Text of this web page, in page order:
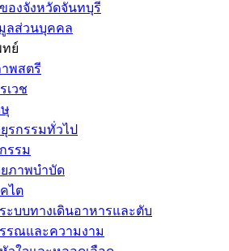
องจังหวัดจันทบุรี
ลส่วนบุคคล
ทย์
พสตรี
เวช
รกรรมทั่วไป
รรม
ภาพบำบัด
ไต
ะบบทางเดินอาหารและตับ
รณและความงาม